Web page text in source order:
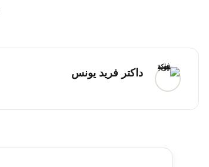
داکتر فرید یونس